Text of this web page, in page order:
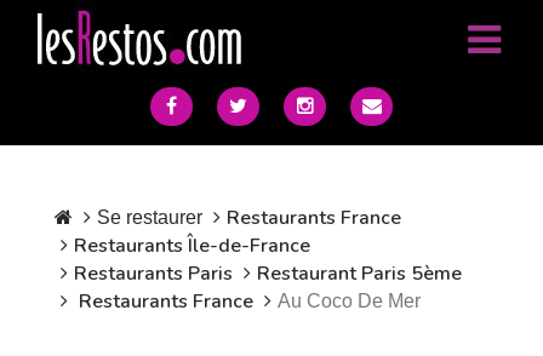
Se restaurer
Restaurants France
Restaurants Île-de-France
Restaurants Paris
Restaurant Paris 5ème
Restaurants France
Au Coco De Mer